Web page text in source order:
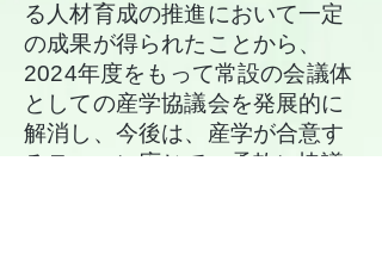
る人材育成の推進において一定
の成果が得られたことから、
2024年度をもって常設の会議体
としての産学協議会を発展的に
解消し、今後は、産学が合意す
るテーマに応じて、柔軟に協議